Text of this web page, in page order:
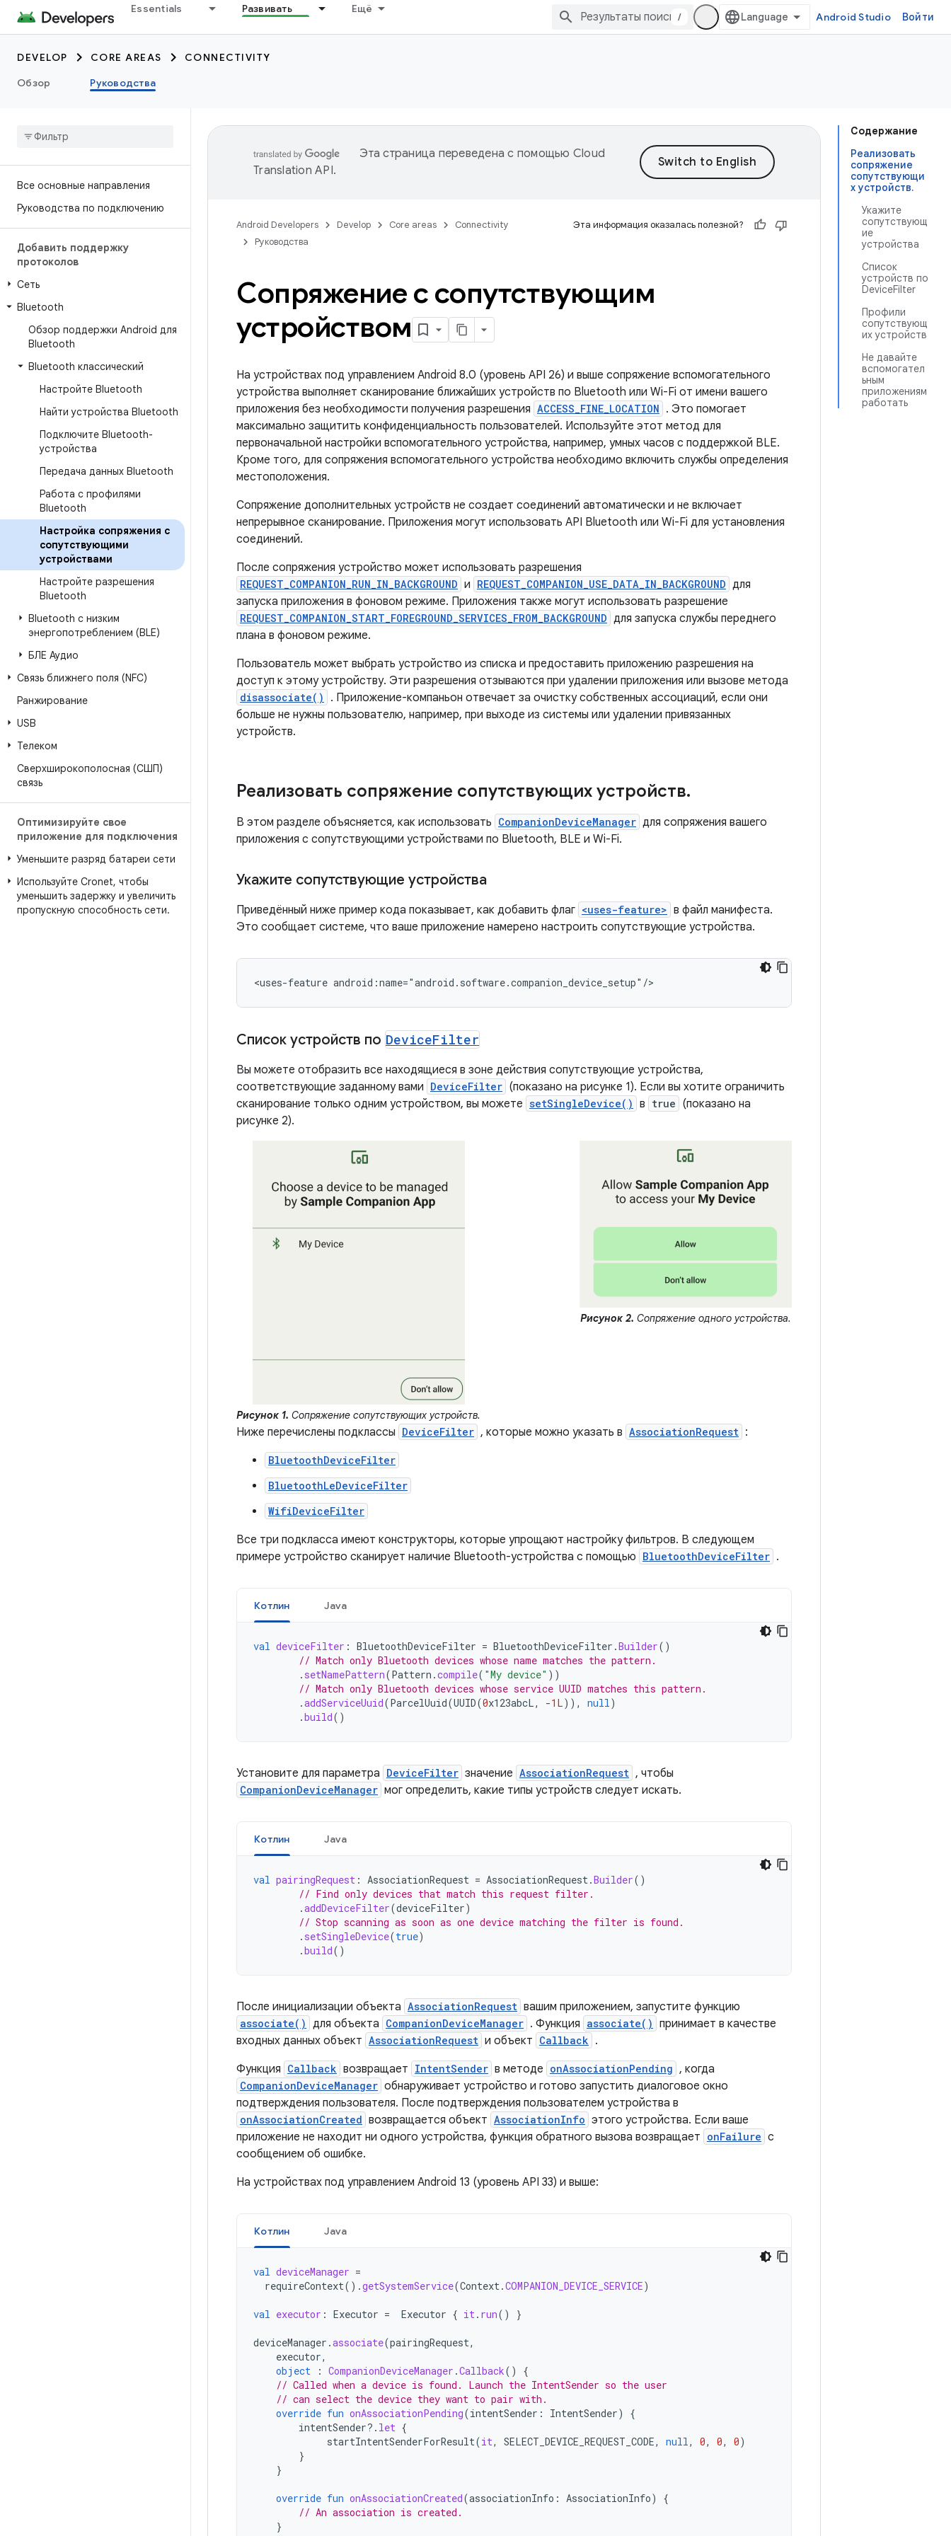
Essentials Развивать Ещё
/ Android Studio Войти
DEVELOP CORE AREAS
CONNECTIVITY
Обзор
Руководства
Все основные направления
Руководства по подключению
Добавить поддержку
протоколов
Сеть
Bluetooth
Обзор поддержки Android для
Bluetooth
Bluetooth классический
Настройте Bluetooth
Найти устройства Bluetooth
Подключите Bluetooth-
устройства
Передача данных Bluetooth
Работа с профилями
Bluetooth
Настройка сопряжения с
сопутствующими
устройствами
Настройте разрешения
Bluetooth
Bluetooth с низким
энергопотреблением (BLE)
БЛЕ Аудио
Связь ближнего поля (NFC)
Ранжирование
USB
Телеком
Сверхширокополосная (СШП)
связь
Оптимизируйте свое
приложение для подключения
Уменьшите разряд батареи сети
Используйте Cronet, чтобы
уменьшить задержку и увеличить
пропускную способность сети.
Содержание
Реализовать
сопряжение
сопутствующи
х устройств.
Укажите
сопутствующ
ие
устройства
Список
устройств по
DeviceFilter
Профили
сопутствующ
их устройств
Не давайте
вспомогател
ьным
приложениям
работать
Эта страница переведена с помощью Cloud
Translation API.
Android Developers Develop Core areas
Connectivity
Руководства
Эта информация оказалась полезной?
Сопряжение с сопутствующим
устройством
На устройствах под управлением Android 8.0 (уровень API 26) и выше сопряжение вспомогательного
устройства выполняет сканирование ближайших устройств по Bluetooth или Wi-Fi от имени вашего
приложения без необходимости получения разрешения ACCESS_FINE_LOCATION . Это помогает
максимально защитить конфиденциальность пользователей. Используйте этот метод для
первоначальной настройки вспомогательного устройства, например, умных часов с поддержкой BLE.
Кроме того, для сопряжения вспомогательного устройства необходимо включить службы определения
местоположения.
Сопряжение дополнительных устройств не создает соединений автоматически и не включает
непрерывное сканирование. Приложения могут использовать API Bluetooth или Wi-Fi для установления
соединений.
После сопряжения устройство может использовать разрешения
REQUEST_COMPANION_RUN_IN_BACKGROUND и REQUEST_COMPANION_USE_DATA_IN_BACKGROUND для
запуска приложения в фоновом режиме. Приложения также могут использовать разрешение
REQUEST_COMPANION_START_FOREGROUND_SERVICES_FROM_BACKGROUND для запуска службы переднего
плана в фоновом режиме.
Пользователь может выбрать устройство из списка и предоставить приложению разрешения на
доступ к этому устройству. Эти разрешения отзываются при удалении приложения или вызове метода
disassociate()
. Приложение-компаньон отвечает за очистку собственных ассоциаций, если они
больше не нужны пользователю, например, при выходе из системы или удалении привязанных
устройств.
Реализовать сопряжение сопутствующих устройств.
В этом разделе объясняется, как использовать CompanionDeviceManager для сопряжения вашего
приложения с сопутствующими устройствами по Bluetooth, BLE и Wi-Fi.
Укажите сопутствующие устройства
Приведённый ниже пример кода показывает, как добавить флаг <uses-feature> в файл манифеста.
Это сообщает системе, что ваше приложение намерено настроить сопутствующие устройства.
<uses-feature
Список устройств по DeviceFilter
Вы можете отобразить все находящиеся в зоне действия сопутствующие устройства,
соответствующие заданному вами DeviceFilter (показано на рисунке 1). Если вы хотите ограничить
сканирование только одним устройством, вы можете setSingleDevice() в true (показано на
рисунке 2).
Рисунок 1. Сопряжение сопутствующих устройств.
Рисунок 2. Сопряжение одного устройства.
Ниже перечислены подклассы DeviceFilter , которые можно указать в AssociationRequest :
BluetoothDeviceFilter
BluetoothLeDeviceFilter
WifiDeviceFilter
Все три подкласса имеют конструкторы, которые упрощают настройку фильтров. В следующем
примере устройство сканирует наличие Bluetooth-устройства с помощью BluetoothDeviceFilter .
Котлин Java
val deviceFilter : BluetoothDeviceFilter = BluetoothDeviceFilter .Builder()
// Match only Bluetooth devices whose name matches the pattern.
. setNamePattern(Pattern .compile( "My device" ))
// Match only Bluetooth devices whose service UUID matches this pattern.
.addServiceUuid(ParcelUuid(UUID(0x123abcL, -1L)), null)
.build()
Установите для параметра DeviceFilter значение AssociationRequest , чтобы
CompanionDeviceManager мог определить, какие типы устройств следует искать.
Котлин Java
val pairingRequest : AssociationRequest = AssociationRequest.Builder()
// Find only devices that match this request filter.
.addDeviceFilter(deviceFilter)
// Stop scanning as soon as one device matching the filter is found.
. setSingleDevice(true)
.build()
После инициализации объекта AssociationRequest вашим приложением, запустите функцию
associate() для объекта CompanionDeviceManager . Функция associate() принимает в качестве
входных данных объект AssociationRequest и объект Callback .
Функция Callback возвращает IntentSender в методе onAssociationPending , когда
CompanionDeviceManager обнаруживает устройство и готово запустить диалоговое окно
подтверждения пользователя. После подтверждения пользователем устройства в
onAssociationCreated возвращается объект AssociationInfo этого устройства. Если ваше
приложение не находит ни одного устройства, функция обратного вызова возвращает onFailure с
сообщением об ошибке.
На устройствах под управлением Android 13 (уровень API 33) и выше:
Котлин Java
val deviceManager =
requireContext().getSystemService(Context.COMPANION_DEVICE_SERVICE)
val executor : Executor = Executor { it. run() }
deviceManager .associate(pairingRequest,
executor,
object
: CompanionDeviceManager .Callback()
{
// Called when a device is found. Launch the IntentSender so the user
// can select the device they want to pair with.
override fun onAssociationPending(intentSender : IntentSender)
{
intentSender?. let {
startIntentSenderForResult(it, SELECT_DEVICE_REQUEST_CODE, null, 0, 0, 0)
}
}
override fun onAssociationCreated(associationInfo : AssociationInfo)
{
// An association is created.
}